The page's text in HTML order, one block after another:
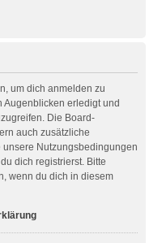
um dich anmelden zu
Augenblicken erledigt und
Die Board-
auch zusätzliche
Nutzungsbedingungen
dich registrierst. Bitte
wenn du dich in diesem